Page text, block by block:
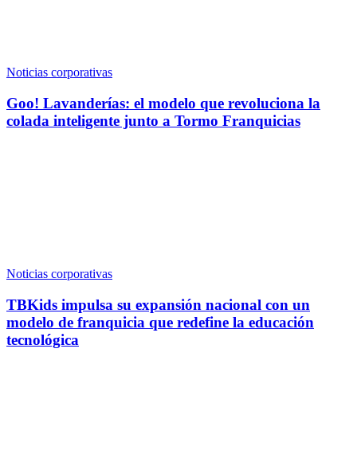
Noticias corporativas
Goo! Lavanderías: el modelo que revoluciona la
colada inteligente junto a Tormo Franquicias
Noticias corporativas
TBKids impulsa su expansión nacional con un
modelo de franquicia que redefine la educación
tecnológica